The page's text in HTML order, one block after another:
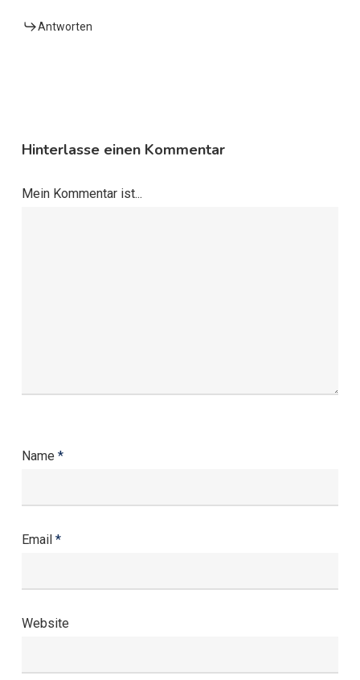
Antworten
Hinterlasse einen Kommentar
Mein Kommentar ist...
Name *
Email *
Website